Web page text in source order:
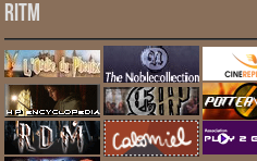
RITM